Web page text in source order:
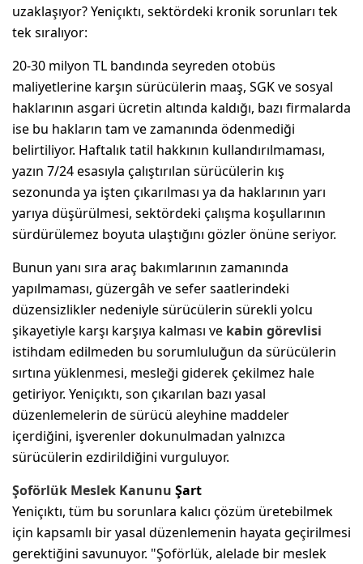
uzaklaşıyor? Yeniçıktı, sektördeki kronik sorunları tek
tek sıralıyor:
20-30 milyon TL bandında seyreden otobüs
maliyetlerine karşın sürücülerin maaş, SGK ve sosyal
haklarının asgari ücretin altında kaldığı, bazı firmalarda
ise bu hakların tam ve zamanında ödenmediği
belirtiliyor. Haftalık tatil hakkının kullandırılmaması,
yazın 7/24 esasıyla çalıştırılan sürücülerin kış
sezonunda ya işten çıkarılması ya da haklarının yarı
yarıya düşürülmesi, sektördeki çalışma koşullarının
sürdürülemez boyuta ulaştığını gözler önüne seriyor.
Bunun yanı sıra araç bakımlarının zamanında
yapılmaması, güzergâh ve sefer saatlerindeki
düzensizlikler nedeniyle sürücülerin sürekli yolcu
şikayetiyle karşı karşıya kalması ve kabin görevlisi
istihdam edilmeden bu sorumluluğun da sürücülerin
sırtına yüklenmesi, mesleği giderek çekilmez hale
getiriyor. Yeniçıktı, son çıkarılan bazı yasal
düzenlemelerin de sürücü aleyhine maddeler
içerdiğini, işverenler dokunulmadan yalnızca
sürücülerin ezdirildiğini vurguluyor.
Şoförlük Meslek Kanunu Şart
Yeniçıktı, tüm bu sorunlara kalıcı çözüm üretebilmek
için kapsamlı bir yasal düzenlemenin hayata geçirilmesi
gerektiğini savunuyor. "Şoförlük, alelade bir meslek